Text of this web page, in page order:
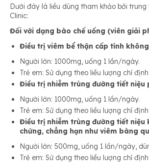
Dưới đây là liều dùng tham khảo bởi
Clinic:
Đối với dạng bào chế uống (viên giải
Điều trị viêm bể thận cấp tính
Người lớn: 1000mg, uống 1 lần/ngày.
Trẻ em: Sử dụng theo liều lượng chỉ
Điều trị nhiễm trùng đường tiết niệu
Người lớn: 1000mg, uống 1 lần/ngày.
Trẻ em: Sử dụng theo liều lượng chỉ
Điều trị nhiễm trùng đường tiết niệu
chứng, chẳng hạn như viêm bàng
Người lớn: 500mg, uống 1 lần/ngày,
Trẻ em: Sử dụng theo liều lượng chỉ